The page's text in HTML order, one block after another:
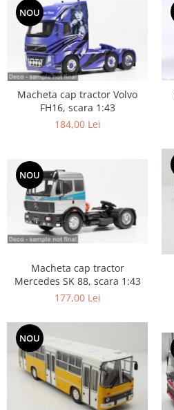
NOU
Macheta cap tractor Volvo
FH16, scara 1:43
184,00 Lei
NOU
Macheta cap tractor
Mercedes SK 88, scara 1:43
177,00 Lei
NOU